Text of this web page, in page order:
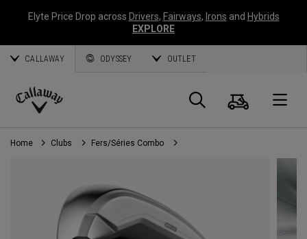
Elyte Price Drop across Drivers, Fairways, Irons and Hybrids
EXPLORE
CALLAWAY ODYSSEY OUTLET
Callaway
Golf
Panier
Home Clubs Fers/Séries Combo